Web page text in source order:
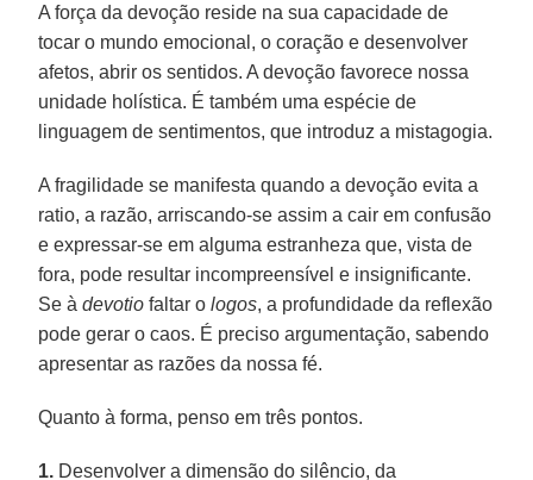
A força da devoção reside na sua capacidade de
tocar o mundo emocional, o coração e desenvolver
afetos, abrir os sentidos. A devoção favorece nossa
unidade holística. É também uma espécie de
linguagem de sentimentos, que introduz a mistagogia.
A fragilidade se manifesta quando a devoção evita a
ratio, a razão, arriscando-se assim a cair em confusão
e expressar-se em alguma estranheza que, vista de
fora, pode resultar incompreensível e insignificante.
Se àdevotio faltar ologos, a profundidade da reflexão
pode gerar o caos. É preciso argumentação, sabendo
apresentar as razões da nossa fé.
Quanto à forma, penso em três pontos.
1. Desenvolver a dimensão do silêncio, da